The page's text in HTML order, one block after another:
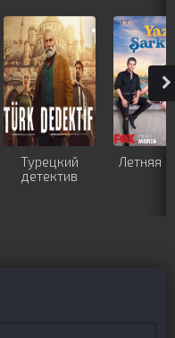
Турецкий
детектив
Летняя